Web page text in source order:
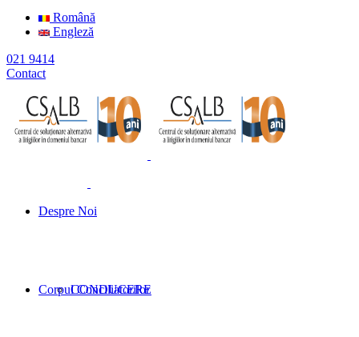
Română
Engleză
021 9414
Contact
Despre Noi
CONDUCERE
Corpul Conciliatorilor